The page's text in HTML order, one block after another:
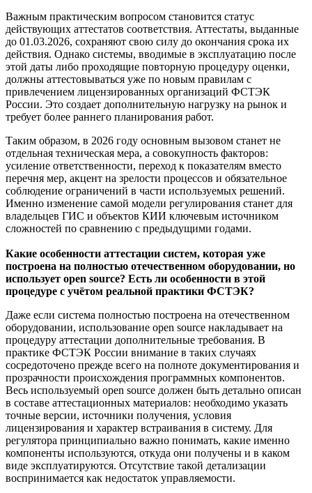
Важным практическим вопросом становится статус
действующих аттестатов соответствия. Аттестаты, выданные
до 01.03.2026, сохраняют свою силу до окончания срока их
действия. Однако системы, вводимые в эксплуатацию после
этой даты либо проходящие повторную процедуру оценки,
должны аттестовываться уже по новым правилам с
привлечением лицензированных организаций ФСТЭК
России. Это создает дополнительную нагрузку на рынок и
требует более раннего планирования работ.
Таким образом, в 2026 году основным вызовом станет не
отдельная техническая мера, а совокупность факторов:
усиление ответственности, переход к показателям вместо
перечня мер, акцент на зрелости процессов и обязательное
соблюдение ограничений в части используемых решений.
Именно изменение самой модели регулирования станет для
владельцев ГИС и объектов КИИ ключевым источником
сложностей по сравнению с предыдущими годами.
Какие особенности аттестации систем, которая уже
построена на полностью отечественном оборудовании, но
использует open source? Есть ли особенности в этой
процедуре с учётом реальной практики ФСТЭК?
Даже если система полностью построена на отечественном
оборудовании, использование open source накладывает на
процедуру аттестации дополнительные требования. В
практике ФСТЭК России внимание в таких случаях
сосредоточено прежде всего на полноте документирования и
прозрачности происхождения программных компонентов.
Весь используемый open source должен быть детально описан
в составе аттестационных материалов: необходимо указать
точные версии, источники получения, условия
лицензирования и характер встраивания в систему. Для
регулятора принципиально важно понимать, какие именно
компоненты используются, откуда они получены и в каком
виде эксплуатируются. Отсутствие такой детализации
воспринимается как недостаток управляемости.